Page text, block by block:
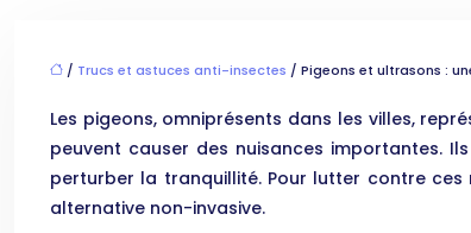
/ Trucs et astuces anti-insectes / Pigeons et ultrasons :
Les pigeons, omniprésents dans les villes,
peuvent causer des nuisances importantes.
perturber la tranquillité. Pour lutter contre ces
alternative non-invasive.